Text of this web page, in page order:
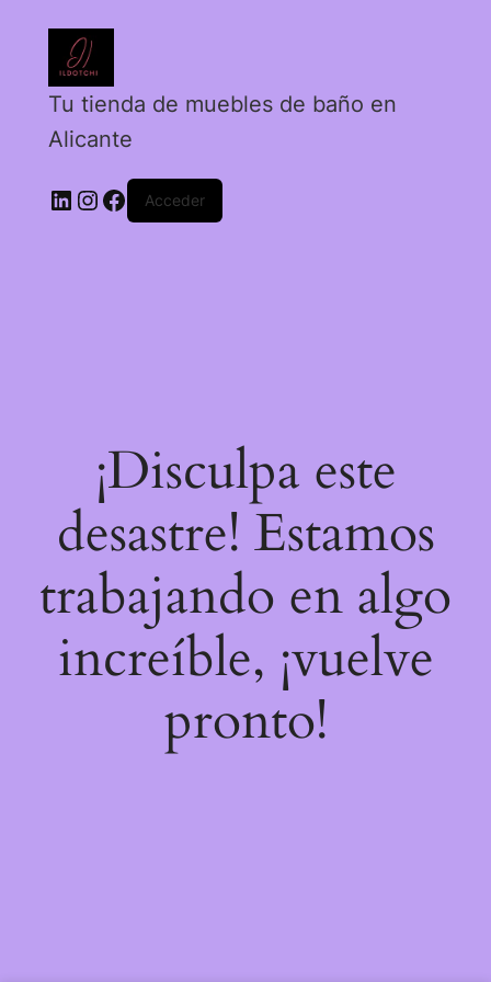
Tu tienda de muebles de baño en
Alicante
Acceder
¡Disculpa este
desastre! Estamos
trabajando en algo
increíble, ¡vuelve
pronto!